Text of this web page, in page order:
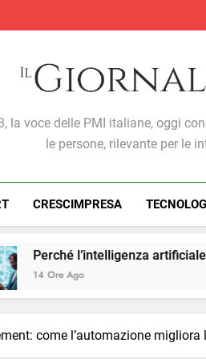
la voce delle PMI italiane, oggi
le persone, rilevante per le
CRESCIMPRESA
artificiale non sostituirà i
come l’automazione migliora